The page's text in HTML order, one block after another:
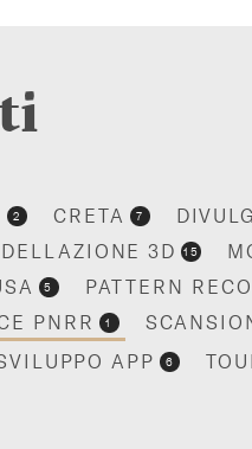
2 CRETA 7
3D 15
5 PATTERN
PNRR 1
APP 6